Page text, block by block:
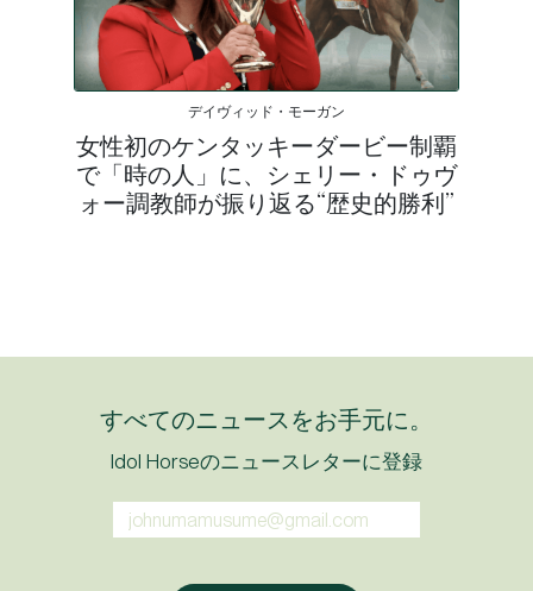
デイヴィッド・モーガン
女性初のケンタッキーダービー制覇
で「時の人」に、シェリー・ドゥヴ
ォー調教師が振り返る“歴史的勝利”
すべてのニュースをお手元に。
Idol Horseのニュースレターに登録